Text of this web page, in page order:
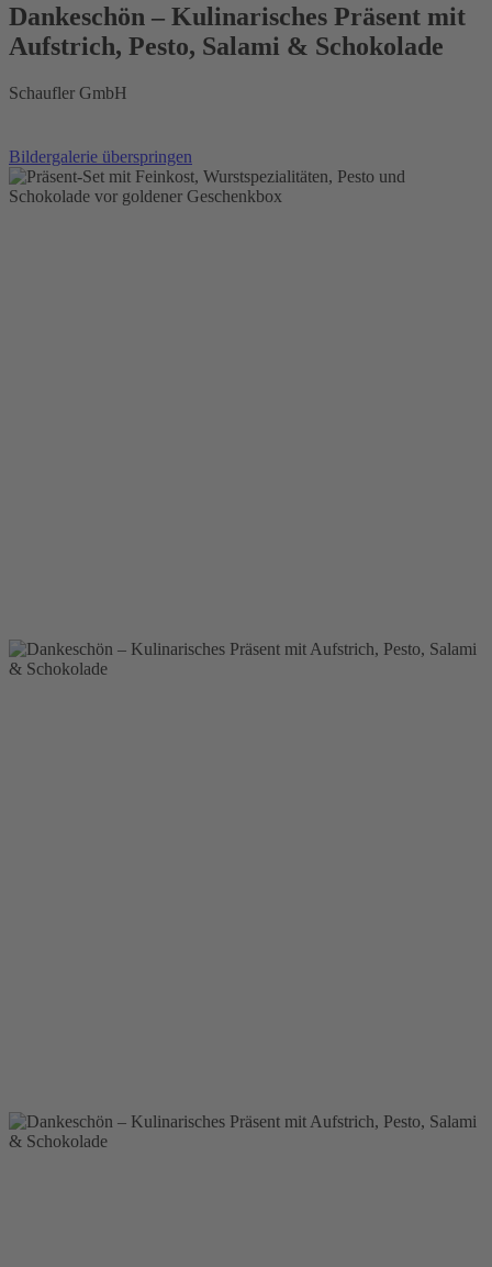
Dankeschön – Kulinarisches Präsent mit
Aufstrich, Pesto, Salami & Schokolade
Schaufler GmbH
Bildergalerie überspringen